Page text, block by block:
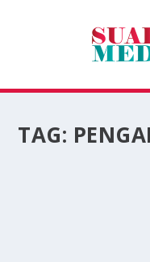
TAG: